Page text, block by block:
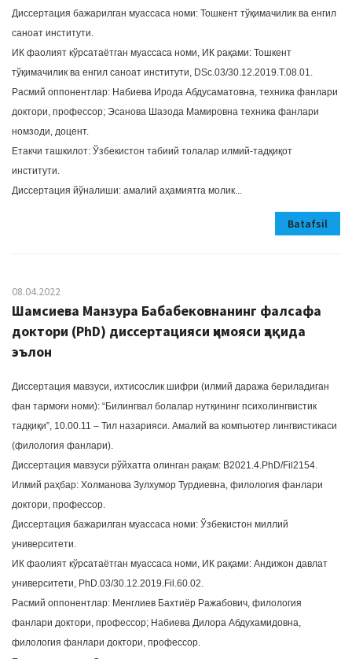
Диссертация бажарилган муассаса номи: Тошкент тўқимачилик ва енгил
саноат институти.
ИК фаолият кўрсатаётган муассаса номи, ИК рақами: Тошкент
тўқимачилик ва енгил саноат институти, DSc.03/30.12.2019.T.08.01.
Расмий оппонентлар: Набиева Ирода Абдусаматовна, техника фанлари
доктори, профессор; Эсанова Шазода Мамировна техника фанлари
номзоди, доцент.
Етакчи ташкилот: Ўзбекистон табиий толалар илмий-тадқиқот
институти.
Диссертация йўналиши: амалий аҳамиятга молик...
Batafsil
08.04.2022
Шамсиева Манзура Бабабековнанинг фалсафа
доктори (PhD) диссертацияси ҳимояси ҳақида
эълон
Диссертация мавзуси, ихтисослик шифри (илмий даража бериладиган
фан тармоғи номи): “Билингвал болалар нутқининг психолингвистик
тадқиқи”, 10.00.11 – Тил назарияси. Амалий ва компьютер лингвистикаси
(филология фанлари).
Диссертация мавзуси рўйхатга олинган рақам: В2021.4.PhD/Fil2154.
Илмий раҳбар: Холманова Зулхумор Турдиевна, филология фанлари
доктори, профессор.
Диссертация бажарилган муассаса номи: Ўзбекистон миллий
университети.
ИК фаолият кўрсатаётган муассаса номи, ИК рақами: Андижон давлат
университети, PhD.03/30.12.2019.Fil.60.02.
Расмий оппонентлар: Менглиев Бахтиёр Ражабович, филология
фанлари доктори, профессор; Набиева Дилора Абдухамидовна,
филология фанлари доктори, профессор.